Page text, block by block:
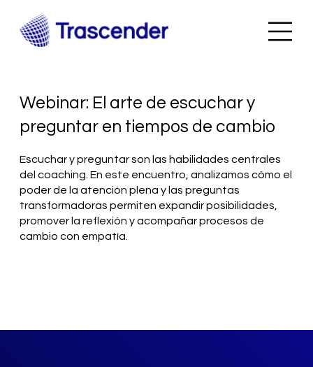
Webinar: El arte de escuchar y
preguntar en tiempos de cambio
Escuchar y preguntar son las habilidades centrales
del coaching. En este encuentro, analizamos cómo el
poder de la atención plena y las preguntas
transformadoras permiten expandir posibilidades,
promover la reflexión y acompañar procesos de
cambio con empatía.